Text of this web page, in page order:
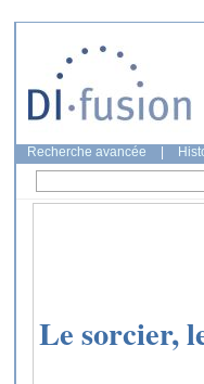
Recherche avancée
Le sorcier,